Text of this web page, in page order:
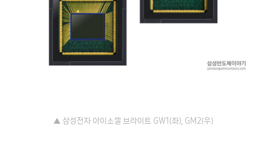
▲ 삼성전자 아이소셀 브라이트 GW1(좌), GM2(우)